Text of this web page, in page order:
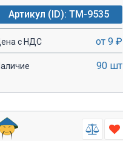
Артикул (ID): TM-9535
с НДС от 9 ₽
90 шт